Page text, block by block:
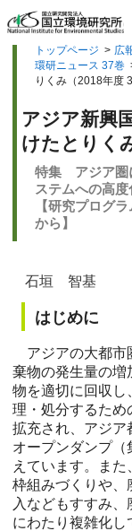
トップページ > 広
環研ニュース 37巻
りくみ（2018年度
アジア新興
けたとりく
特集 アジア圏
ステムへの高度
【研究プログ
から】
石垣 智基
はじめに
アジアの大都市
棄物の発生量の増
物を適切に回収し
理・処分するため
拡充され、アジア
オープンダンプ（
えています。ま
枠組みづくりや、
入などもすすみ
にわたり複雑化し